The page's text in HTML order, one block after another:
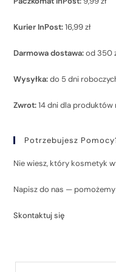
Kurier InPost:16,99 zł
Darmowa dostawa:od 350
Wysyłka:do 5 dni
Zwrot:14 dni dla produktów
Potrzebujesz
Nie wiesz, który kosmetyk
Napisz do nas —
Skontaktuj się